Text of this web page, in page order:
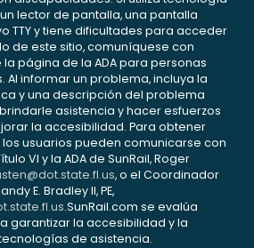
lector de pantalla, una pantalla
TTY y tiene dificultades para acceder
de este sitio, comuníquese con
página de la ADA para personas
informar un problema, incluya la
y una descripción del problema
asistencia y hacer esfuerzos
la accesibilidad. Para obtener
usuarios pueden comunicarse con
VI y la ADA de SunRail, Roger
, o el Coordinador
E. Bradley II, PE,
.SunRail.com se evalúa
garantizar la accesibilidad y la
de asistencia.